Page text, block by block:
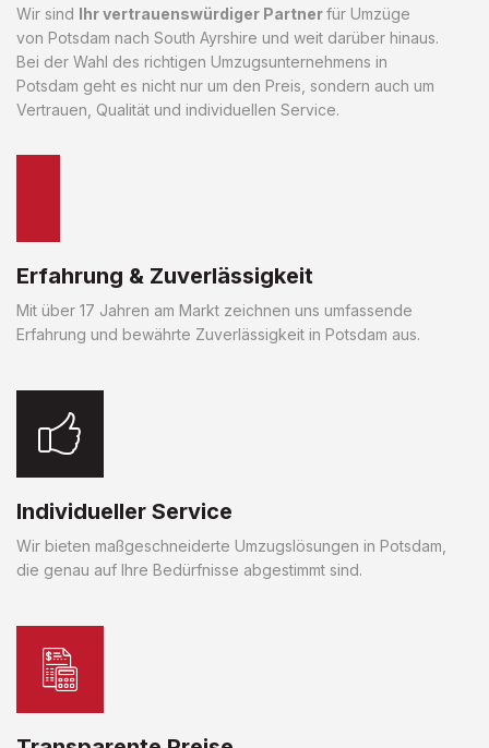
Wir sind Ihr vertrauenswürdiger Partnerfür Umzüge
von Potsdam nach South Ayrshire und weit darüber hinaus.
Bei der Wahl des richtigen Umzugsunternehmens in
Potsdam geht es nicht nur um den Preis, sondern auch um
Vertrauen, Qualität und individuellen Service.
Erfahrung & Zuverlässigkeit
Mit über 17 Jahren am Markt zeichnen uns umfassende
Erfahrung und bewährte Zuverlässigkeit in Potsdam aus.
Individueller Service
Wir bieten maßgeschneiderte Umzugslösungen in Potsdam,
die genau auf Ihre Bedürfnisse abgestimmt sind.